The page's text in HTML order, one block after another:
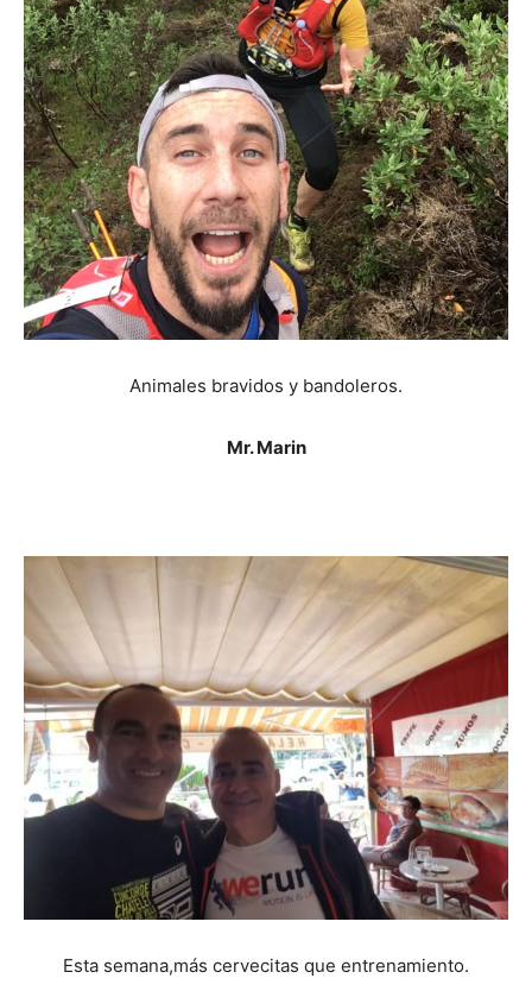
Animales bravidos y bandoleros.
Mr. Marin
Esta semana,más cervecitas que entrenamiento.